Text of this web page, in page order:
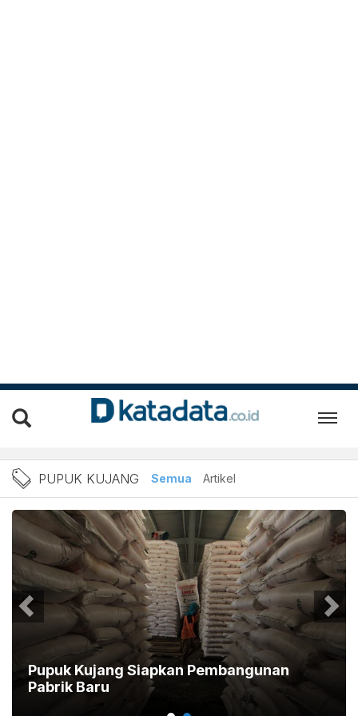
Berita Pupuk Kujang
PUPUK KUJANG Semua Artikel
Pupuk Kujang Siapkan Pembangunan
Pabrik Baru